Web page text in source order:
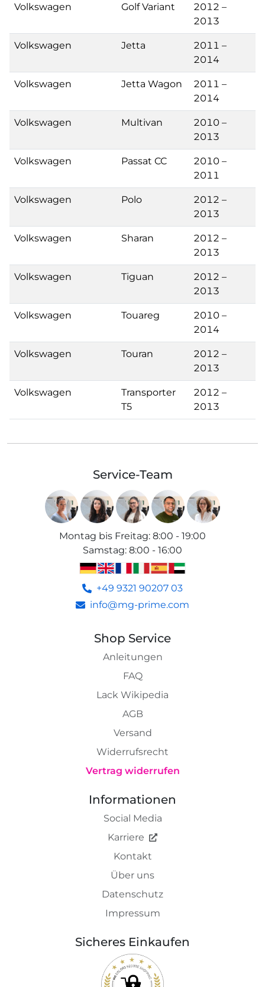
Volkswagen Golf Variant
2012 –
2013
Volkswagen Jetta
2011 –
2014
Volkswagen Jetta Wagon
2011 –
2014
Volkswagen Multivan
2010 –
2013
Volkswagen Passat CC
2010 –
2011
Volkswagen Polo
2012 –
2013
Volkswagen Sharan
2012 –
2013
Volkswagen Tiguan
2012 –
2013
Volkswagen Touareg
2010 –
2014
Volkswagen Touran
2012 –
2013
Volkswagen
Transporter
T5
2012 –
2013
Service-Team
Montag bis Freitag: 8:00 - 19:00
Samstag: 8:00 - 16:00
+49 9321 90207 03
info@mg-prime.com
Shop Service
Anleitungen
FAQ
Lack Wikipedia
AGB
Versand
Widerrufsrecht
Vertrag widerrufen
Informationen
Social Media
Karriere
Kontakt
Über uns
Datenschutz
Impressum
Sicheres Einkaufen